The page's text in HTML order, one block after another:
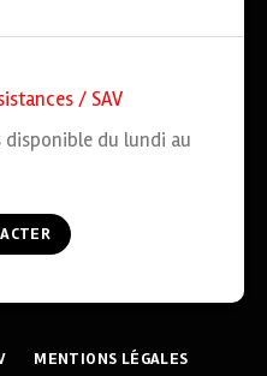
/ SAV
disponible du lundi au
MENTIONS LÉGALES